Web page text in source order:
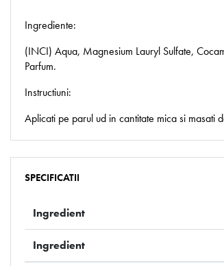
Ingrediente:
(INCI) Aqua, Magnesium Lauryl Sulfate,
Parfum.
Instructiuni:
Aplicati pe parul ud in cantitate mica si masati
SPECIFICATII
Ingredient
Ingredient